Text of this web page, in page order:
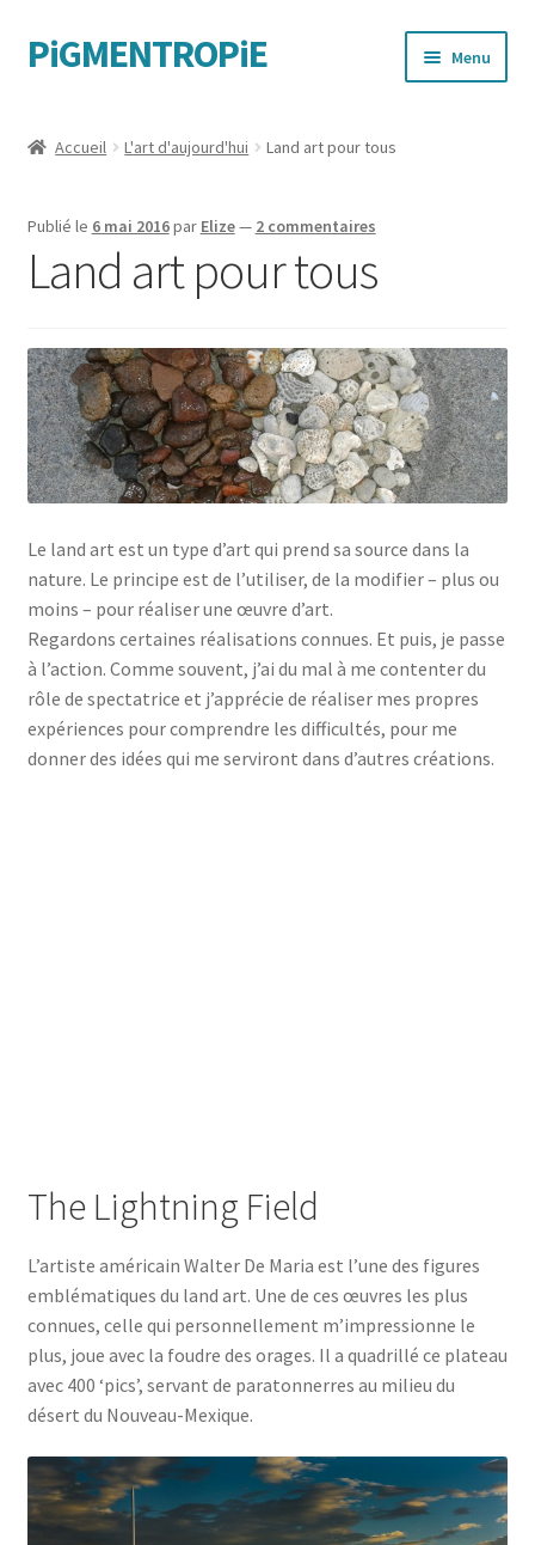
Aller
à
navigation
Aller
au
PiGMENTROPiE Menu
Sportives
Accueil L'art d'aujourd'hui Land art pour tous
Publié le 6 mai 2016par Elize— 2 commentaires
Land art pour tous
Le land art est un type d’art qui prend sa source dans la
nature. Le principe est de l’utiliser, de la modifier – plus ou
moins – pour réaliser une œuvre d’art.
Regardons certaines réalisations connues. Et puis, je passe
à l’action. Comme souvent, j’ai du mal à me contenter du
rôle de spectatrice et j’apprécie de réaliser mes propres
expériences pour comprendre les difficultés, pour me
donner des idées qui me serviront dans d’autres créations.
The Lightning Field
L’artiste américain Walter De Maria est l’une des figures
emblématiques du land art. Une de ces œuvres les plus
connues, celle qui personnellement m’impressionne le
plus, joue avec la foudre des orages. Il a quadrillé ce plateau
avec 400 ‘pics’, servant de paratonnerres au milieu du
désert du Nouveau-Mexique.